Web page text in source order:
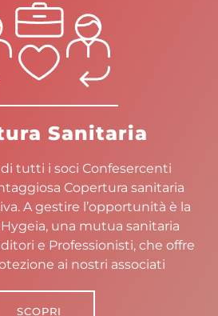
Sanitaria
tutti i soci Confesercenti
Copertura sanitaria
A gestire l’opportunità è la
una mutua sanitaria
e Professionisti, che offre
ai nostri associati
SCOPRI